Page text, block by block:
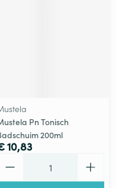
Pn Tonisch
200ml
10,83